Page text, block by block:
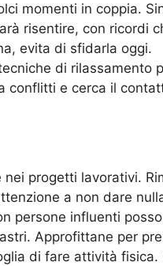
momenti in coppia.
risentire, con ricordi
evita di sfidarla oggi.
di rilassamento
conflitti e cerca il
progetti lavorativi.
a non dare
persone influenti
Approfittane per
di fare attività